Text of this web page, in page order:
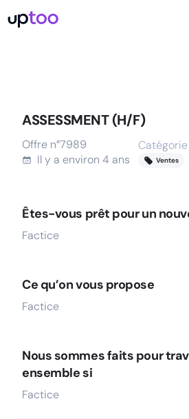
ASSESSMENT (H/F)
Offre n°7989
Il y a environ 4 ans
Catégorie
Ventes
Êtes-vous prêt pour un
Factice
Ce qu’on vous propose
Factice
Nous sommes faits pour
ensemble si
Factice